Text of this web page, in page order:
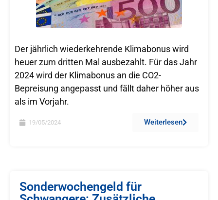
Der jährlich wiederkehrende Klimabonus wird
heuer zum dritten Mal ausbezahlt. Für das Jahr
2024 wird der Klimabonus an die CO2-
Bepreisung angepasst und fällt daher höher aus
als im Vorjahr.
19/05/2024 Weiterlesen
Sonderwochengeld für